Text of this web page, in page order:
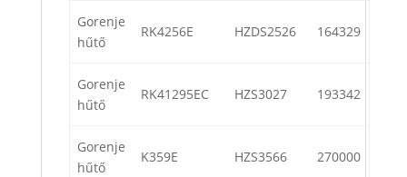
Gorenje
hűtő
RK4256E HZDS2526 164329
Gorenje
hűtő
RK41295EC HZS3027 193342
Gorenje
hűtő
K359E HZS3566 270000